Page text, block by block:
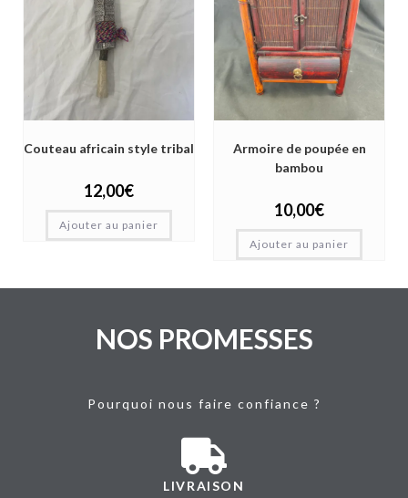
Couteau africain style tribal
12,00€
Ajouter au panier
Armoire de poupée en
bambou
10,00€
Ajouter au panier
NOS PROMESSES
Pourquoi nous faire confiance ?
LIVRAISON